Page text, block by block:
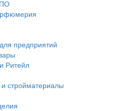
предприятий
Ритейл
стройматериалы